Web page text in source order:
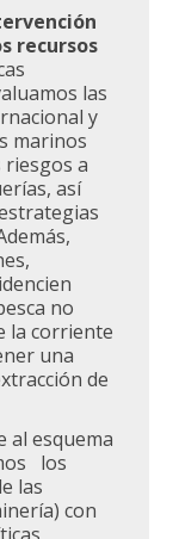
recursos
las
y
marinos
a
así
no
la corriente
una
de
al esquema
los
las
con